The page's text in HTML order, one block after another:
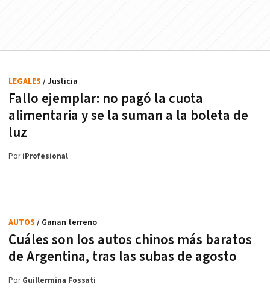
Fallo ejemplar: no pagó la cuota
alimentaria y se la suman a la boleta de
luz
LEGALES / Justicia
PoriProfesional
Cuáles son los autos chinos más baratos
de Argentina, tras las subas de agosto
AUTOS / Ganan terreno
PorGuillermina Fossati